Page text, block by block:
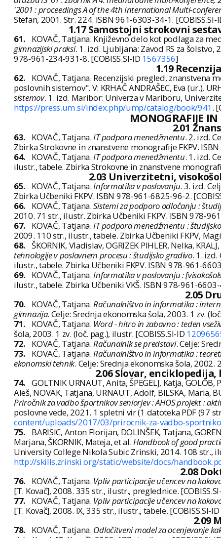
'2001 : proceedings A of the 4th International Multi-
Stefan, 2001. Str. 224. ISBN 961-6303-34-1. [COBISS.SI-
1.17 Samostojni strokovni
61.
KOVAČ, Tatjana. Književno delo kot podlaga za
gimnazijski praksi. 1. izd. Ljubljana: Zavod RS za
978-961-234-931-8. [COBISS.SI-ID 1567356]
1.19
62.
KOVAČ, Tatjana. Recenzijski pregled,
poslovnih sistemov". V: KRHAČ ANDRAŠEC, Eva (ur.),
sistemov. 1. izd. Maribor: Univerza v Mariboru,
https://press.um.si/index.php/ump/catalog/book/941.
MONOGRAFIJE
2.01
63. KOVAČ, Tatjana.IT podpora menedžmentu. 2. izd.
Zbirka Strokovne in znanstvene monografije FKPV.
64.
KOVAČ, Tatjana.IT podpora menedžmentu. 1. izd.
ilustr., tabele. Zbirka Strokovne in znanstvene
2.03 Univerzitetni,
65. KOVAČ, Tatjana.Informatika v poslovanju. 3. izd.
Zbirka Učbeniki FKPV. ISBN 978-961-6825-96-2.
66.
KOVAČ, Tatjana.Sistemi za podporo odločanju :
2010. 71 str., ilustr. Zbirka Učbeniki FKPV. ISBN 978-
67.
KOVAČ, Tatjana.IT podpora menedžmentu :
2009. 110 str., ilustr., tabele. Zbirka Učbeniki FKPV,
68. ŠKORNIK, Vladislav, OGRIZEK PIHLER, Nelka,
tehnologije v poslovnem procesu : študijsko gradivo. 1. izd.
ilustr., tabele. Zbirka Učbeniki FKPV. ISBN 978-961-
69.
KOVAČ, Tatjana.Informatika v poslovanju :
ilustr., tabele. Zbirka Učbeniki VKŠ. ISBN 978-961-
2.05
70. KOVAČ, Tatjana.Računalništvo in informatika :
gimnazija. Celje: Srednja ekonomska šola, 2003. 1 zv.
71.
KOVAČ, Tatjana. Word - hitro in zabavno : teden
šola, 2003. 1 zv. (loč. pag.), ilustr. [COBISS.SI-ID
72.
KOVAČ, Tatjana.Računalnik se predstavi. Celje:
73.
KOVAČ, Tatjana.Računalništvo in informatika :
ekonomski tehnik. Celje: Srednja ekonomska šola, 2002.
2.06 Slovar,
74. GOLTNIK URNAUT, Anita, ŠPEGELJ, Katja,
Aleš, NOVAK, Tatjana, URNAUT, Adolf, BILSKA, Maria,
Priročnik za vadbo športnikov seniorjev : AHOS projekt :
poslovne vede, 2021. 1 spletni vir (1 datoteka PDF (97
content/uploads/2017/03/prirocnik-za-vadbo-
75.
BARISIC, Anton Florijan, DOLINŠEK, Tatjana,
Marjana, ŠKORNIK, Mateja, et al.Handbook of good
University College Nikola Subic Zrinski, 2014. 108 str.,
http://skills.zrinski.org/static/website/docs/
2.08
76. KOVAČ, Tatjana. Vpliv participacije učencev na
[T. Kovač], 2008. 335 str., ilustr., preglednice.
77.
KOVAČ, Tatjana. Vpliv participacije učencev na
[T. Kovač], 2008. IX, 335 str., ilustr., tabele. [COBISS.SI-ID
2.09
78. KOVAČ, Tatjana. Odločitveni model za ocenjevanje